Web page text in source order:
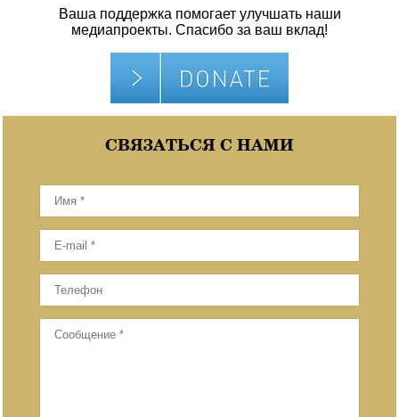
Ваша поддержка помогает улучшать наши
медиапроекты. Спасибо за ваш вклад!
СВЯЗАТЬСЯ С НАМИ